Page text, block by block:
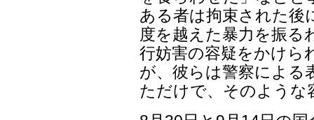
ある者は拘束された後
度を越えた暴力を振る
行妨害の容疑をかけら
が、彼らは警察による
ただけで、そのような